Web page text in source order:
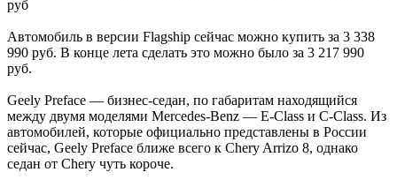
руб
Автомобиль в версии Flagship сейчас можно купить за 3 338
990 руб. В конце лета сделать это можно было за 3 217 990
руб.
Geely Preface — бизнес-седан, по габаритам находящийся
между двумя моделями Mercedes-Benz — E-Class и C-Class. Из
автомобилей, которые официально представлены в России
сейчас, Geely Preface ближе всего к Chery Arrizo 8, однако
седан от Chery чуть короче.